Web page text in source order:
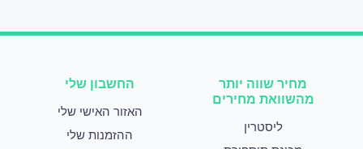
מחיר שווה יותר
מהשוואת מחירים
ליסטרין
החשבון שלי
האזור האישי שלי
ההזמנות שלי